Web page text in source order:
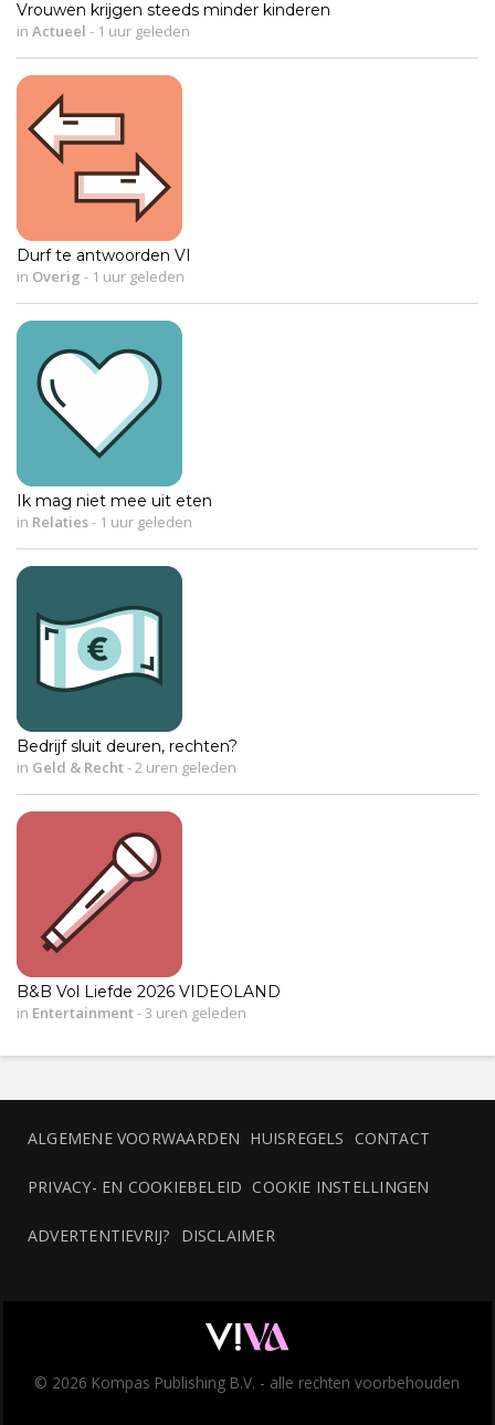
Vrouwen krijgen steeds minder kinderen
in Actueel - 1 uur geleden
Durf te antwoorden VI
in Overig - 1 uur geleden
Ik mag niet mee uit eten
in Relaties- 1 uur geleden
Bedrijf sluit deuren, rechten?
in Geld & Recht- 2 uren geleden
B&B Vol Liefde 2026 VIDEOLAND
in Entertainment- 3 uren geleden
ALGEMENE VOORWAARDEN HUISREGELS CONTACT
PRIVACY- EN COOKIEBELEID COOKIE INSTELLINGEN
ADVERTENTIEVRIJ? DISCLAIMER
© 2026 Kompas Publishing B.V. - alle rechten voorbehouden